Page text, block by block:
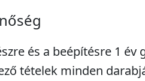
és a beépítésre 1 év
tételek minden